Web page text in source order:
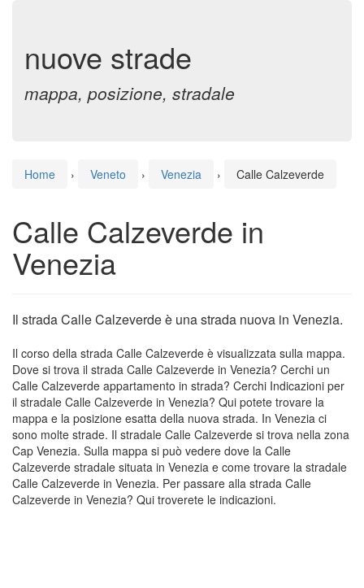
nuove strade
mappa, posizione, stradale
Home › Veneto › Venezia › Calle Calzeverde
Calle Calzeverde in
Venezia
Il strada Calle Calzeverde è una strada nuova in Venezia.
Il corso della strada Calle Calzeverde è visualizzata sulla mappa.
Dove si trova il strada Calle Calzeverde in Venezia? Cerchi un
Calle Calzeverde appartamento in strada? Cerchi Indicazioni per
il stradale Calle Calzeverde in Venezia? Qui potete trovare la
mappa e la posizione esatta della nuova strada. In Venezia ci
sono molte strade. Il stradale Calle Calzeverde si trova nella zona
Cap Venezia. Sulla mappa si può vedere dove la Calle
Calzeverde stradale situata in Venezia e come trovare la stradale
Calle Calzeverde in Venezia. Per passare alla strada Calle
Calzeverde in Venezia? Qui troverete le indicazioni.